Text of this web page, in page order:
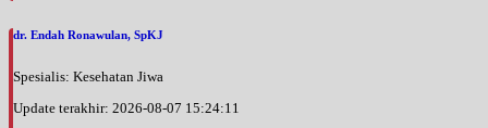
dr. Endah Ronawulan, SpKJ
Spesialis: Kesehatan Jiwa
Update terakhir: 2026-08-07 15:24:11